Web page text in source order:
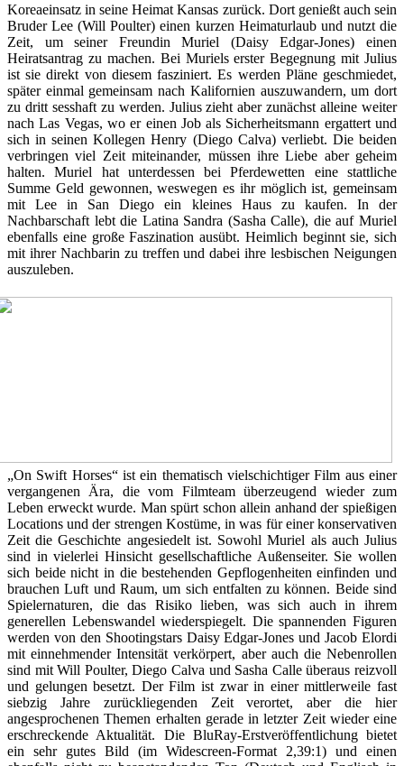
Koreaeinsatz in seine Heimat Kansas zurück. Dort genießt auch sein
Bruder Lee (Will Poulter) einen kurzen Heimaturlaub und nutzt die
Zeit, um seiner Freundin Muriel (Daisy Edgar-Jones) einen
Heiratsantrag zu machen. Bei Muriels erster Begegnung mit Julius
ist sie direkt von diesem fasziniert. Es werden Pläne geschmiedet,
später einmal gemeinsam nach Kalifornien auszuwandern, um dort
zu dritt sesshaft zu werden. Julius zieht aber zunächst alleine weiter
nach Las Vegas, wo er einen Job als Sicherheitsmann ergattert und
sich in seinen Kollegen Henry (Diego Calva) verliebt. Die beiden
verbringen viel Zeit miteinander, müssen ihre Liebe aber geheim
halten. Muriel hat unterdessen bei Pferdewetten eine stattliche
Summe Geld gewonnen, weswegen es ihr möglich ist, gemeinsam
mit Lee in San Diego ein kleines Haus zu kaufen. In der
Nachbarschaft lebt die Latina Sandra (Sasha Calle), die auf Muriel
ebenfalls eine große Faszination ausübt. Heimlich beginnt sie, sich
mit ihrer Nachbarin zu treffen und dabei ihre lesbischen Neigungen
auszuleben.
„On Swift Horses“ ist ein thematisch vielschichtiger Film aus einer
vergangenen Ära, die vom Filmteam überzeugend wieder zum
Leben erweckt wurde. Man spürt schon allein anhand der spießigen
Locations und der strengen Kostüme, in was für einer konservativen
Zeit die Geschichte angesiedelt ist. Sowohl Muriel als auch Julius
sind in vielerlei Hinsicht gesellschaftliche Außenseiter. Sie wollen
sich beide nicht in die bestehenden Gepflogenheiten einfinden und
brauchen Luft und Raum, um sich entfalten zu können. Beide sind
Spielernaturen, die das Risiko lieben, was sich auch in ihrem
generellen Lebenswandel wiederspiegelt. Die spannenden Figuren
werden von den Shootingstars Daisy Edgar-Jones und Jacob Elordi
mit einnehmender Intensität verkörpert, aber auch die Nebenrollen
sind mit Will Poulter, Diego Calva und Sasha Calle überaus reizvoll
und gelungen besetzt. Der Film ist zwar in einer mittlerweile fast
siebzig Jahre zurückliegenden Zeit verortet, aber die hier
angesprochenen Themen erhalten gerade in letzter Zeit wieder eine
erschreckende Aktualität. Die BluRay-Erstveröffentlichung bietet
ein sehr gutes Bild (im Widescreen-Format 2,39:1) und einen